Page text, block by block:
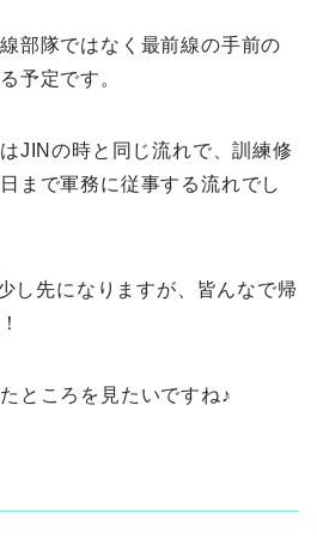
部隊ではなく 最前線の手前の
予定です。
JINの時と同じ流れで、訓練修
まで軍務に従事する流れでし
し先になりますが、皆んなで帰
ところを見たいですね♪